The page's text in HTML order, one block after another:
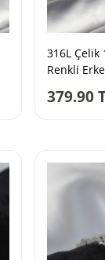
316L Çelik
Renkli
379.90